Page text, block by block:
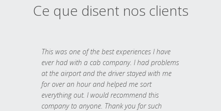
Ce que disent nos clients
This was one of the best experiences I have
ever had with a cab company. I had problems
at the airport and the driver stayed with me
for over an hour and helped me sort
everything out. I would recommend this
company to anyone. Thank you for such